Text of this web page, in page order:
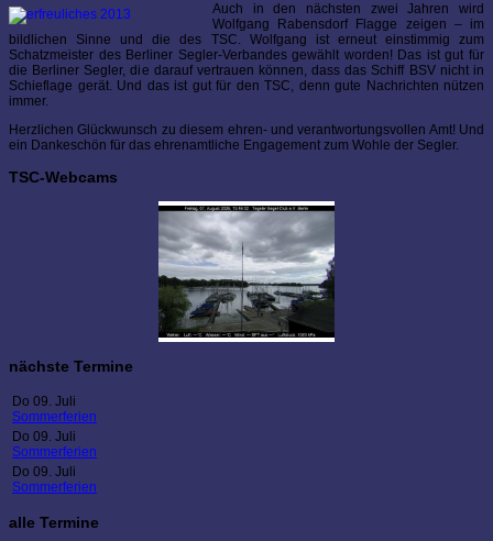
Auch in den nächsten zwei Jahren wird
Wolfgang Rabensdorf Flagge zeigen – im
bildlichen Sinne und die des TSC. Wolfgang ist erneut einstimmig zum
Schatzmeister des Berliner Segler-Verbandes gewählt worden! Das ist gut für
die Berliner Segler, die darauf vertrauen können, dass das Schiff BSV nicht in
Schieflage gerät. Und das ist gut für den TSC, denn gute Nachrichten nützen
immer.
Herzlichen Glückwunsch zu diesem ehren- und verantwortungsvollen Amt! Und
ein Dankeschön für das ehrenamtliche Engagement zum Wohle der Segler.
TSC-Webcams
nächste Termine
Do 09. Juli
Sommerferien
Do 09. Juli
Sommerferien
Do 09. Juli
Sommerferien
alle Termine